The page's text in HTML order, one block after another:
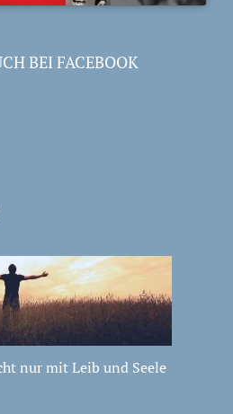
BEI FACEBOOK
nur mit Leib und Seele